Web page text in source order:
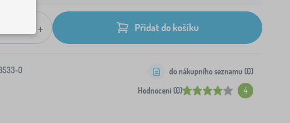
+ Přidat do košíku
0
Hodnocení (0) 4
do nákupního seznamu (0)